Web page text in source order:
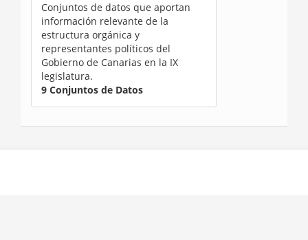
Conjuntos de datos que aportan
información relevante de la
estructura orgánica y
representantes políticos del
Gobierno de Canarias en la IX
legislatura.
9 Conjuntos de Datos